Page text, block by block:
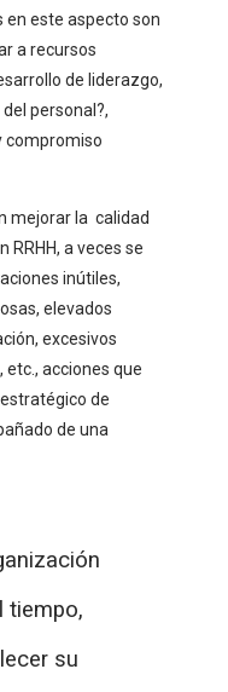
en este aspecto son
a recursos
de liderazgo,
personal?,
compromiso
mejorar la calidad
RRHH, a veces se
inútiles,
elevados
excesivos
acciones que
de
de una
tiempo,
su